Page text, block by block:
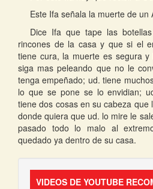
Este Ifa señala la muerte de un
Dice Ifa que tape las
rincones de la casa y que si el
tiene cura, la muerte es segura
siga mas peleando que no le
tenga empeñado; ud. tiene
lo que se pone se lo envidian;
tiene dos cosas en su cabeza que
donde quiera que ud. lo mire le
pasado todo lo malo al
quedado ya dentro de su casa.
VIDEOS DE YOUTUBE